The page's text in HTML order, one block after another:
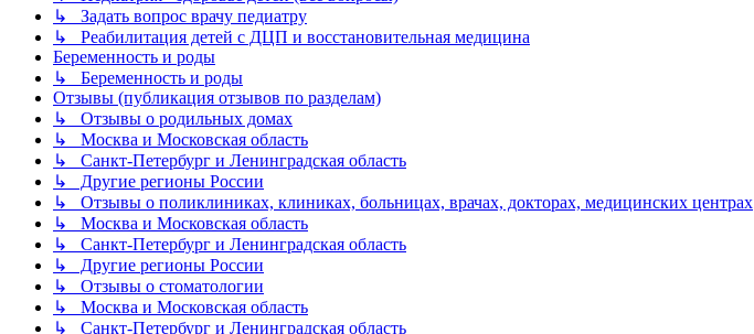
↳ Задать вопрос врачу педиатру
↳ Реабилитация детей с ДЦП и восстановительная медицина
Беременность и роды
↳ Беременность и роды
Отзывы (публикация отзывов по разделам)
↳ Отзывы о родильных домах
↳ Москва и Московская область
↳ Санкт-Петербург и Ленинградская область
↳ Другие регионы России
↳ Отзывы о поликлиниках, клиниках, больницах, врачах, докторах, медицинских центрах
↳ Москва и Московская область
↳ Санкт-Петербург и Ленинградская область
↳ Другие регионы России
↳ Отзывы о стоматологии
↳ Москва и Московская область
↳ Санкт-Петербург и Ленинградская область